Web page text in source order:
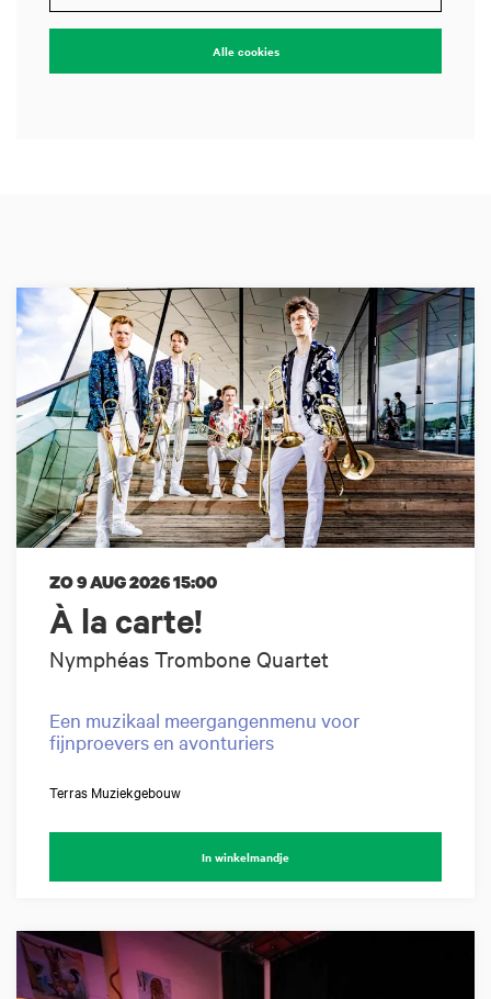
Alle cookies
À la carte!
Nymphéas Trombone Quartet
ZO 9 AUG 202615:00
Een muzikaal meergangenmenu voor
fijnproevers en avonturiers
Terras Muziekgebouw
In winkelmandje